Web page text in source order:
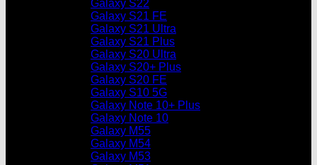
Galaxy S22
Galaxy S21 FE
Galaxy S21 Ultra
Galaxy S21 Plus
Galaxy S20 Ultra
Galaxy S20+ Plus
Galaxy S20 FE
Galaxy S10 5G
Galaxy Note 10+ Plus
Galaxy Note 10
Galaxy M55
Galaxy M54
Galaxy M53